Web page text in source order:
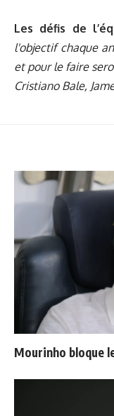
Les défis de
l'objectif chaque
et pour le faire
Cristiano Bale,
Mourinho bloque